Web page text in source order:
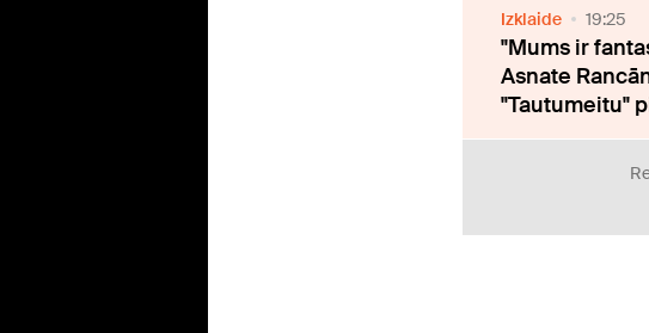
Izklaide 19:25
"Mums ir
Asnate
"Tautumeitu"